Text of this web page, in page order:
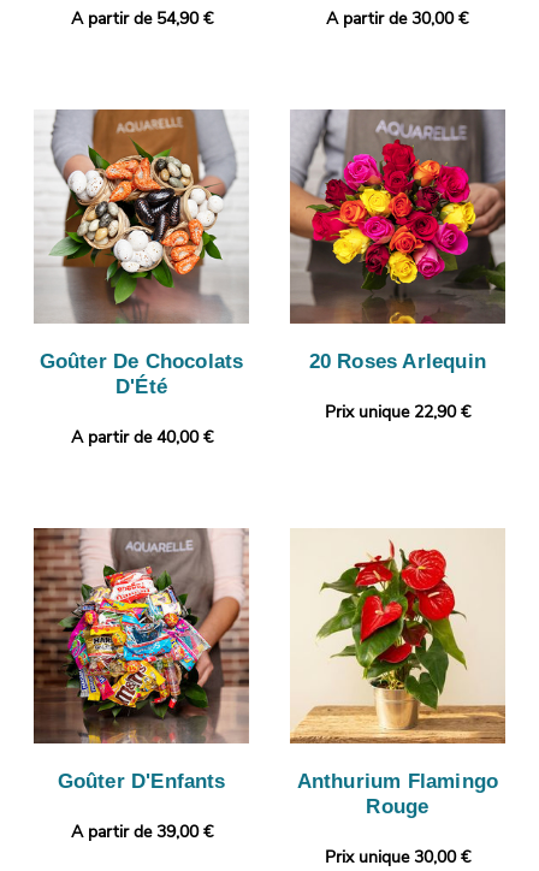
A partir de 54,90 € A partir de 30,00 €
Goûter De Chocolats
D'Été
A partir de 40,00 €
20 Roses Arlequin
Prix unique 22,90 €
Goûter D'Enfants
A partir de 39,00 €
Anthurium Flamingo
Rouge
Prix unique 30,00 €